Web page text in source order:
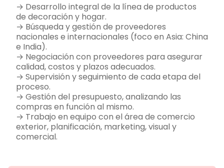
→ Desarrollo integral de la línea de productos
de decoración y hogar.
→ Búsqueda y gestión de proveedores
nacionales e internacionales (foco en Asia: China
e India).
→ Negociación con proveedores para asegurar
calidad, costos y plazos adecuados.
→ Supervisión y seguimiento de cada etapa del
proceso.
→ Gestión del presupuesto, analizando las
compras en función al mismo.
→ Trabajo en equipo con el área de comercio
exterior, planificación, marketing, visual y
comercial.